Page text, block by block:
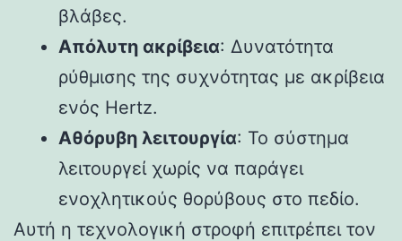
βλάβες.
Απόλυτη ακρίβεια: Δυνατότητα
ρύθμισης της συχνότητας με ακρίβεια
ενός Hertz.
Αθόρυβη λειτουργία: Το σύστημα
λειτουργεί χωρίς να παράγει
ενοχλητικούς θορύβους στο πεδίο.
Αυτή η τεχνολογική στροφή επιτρέπει τον